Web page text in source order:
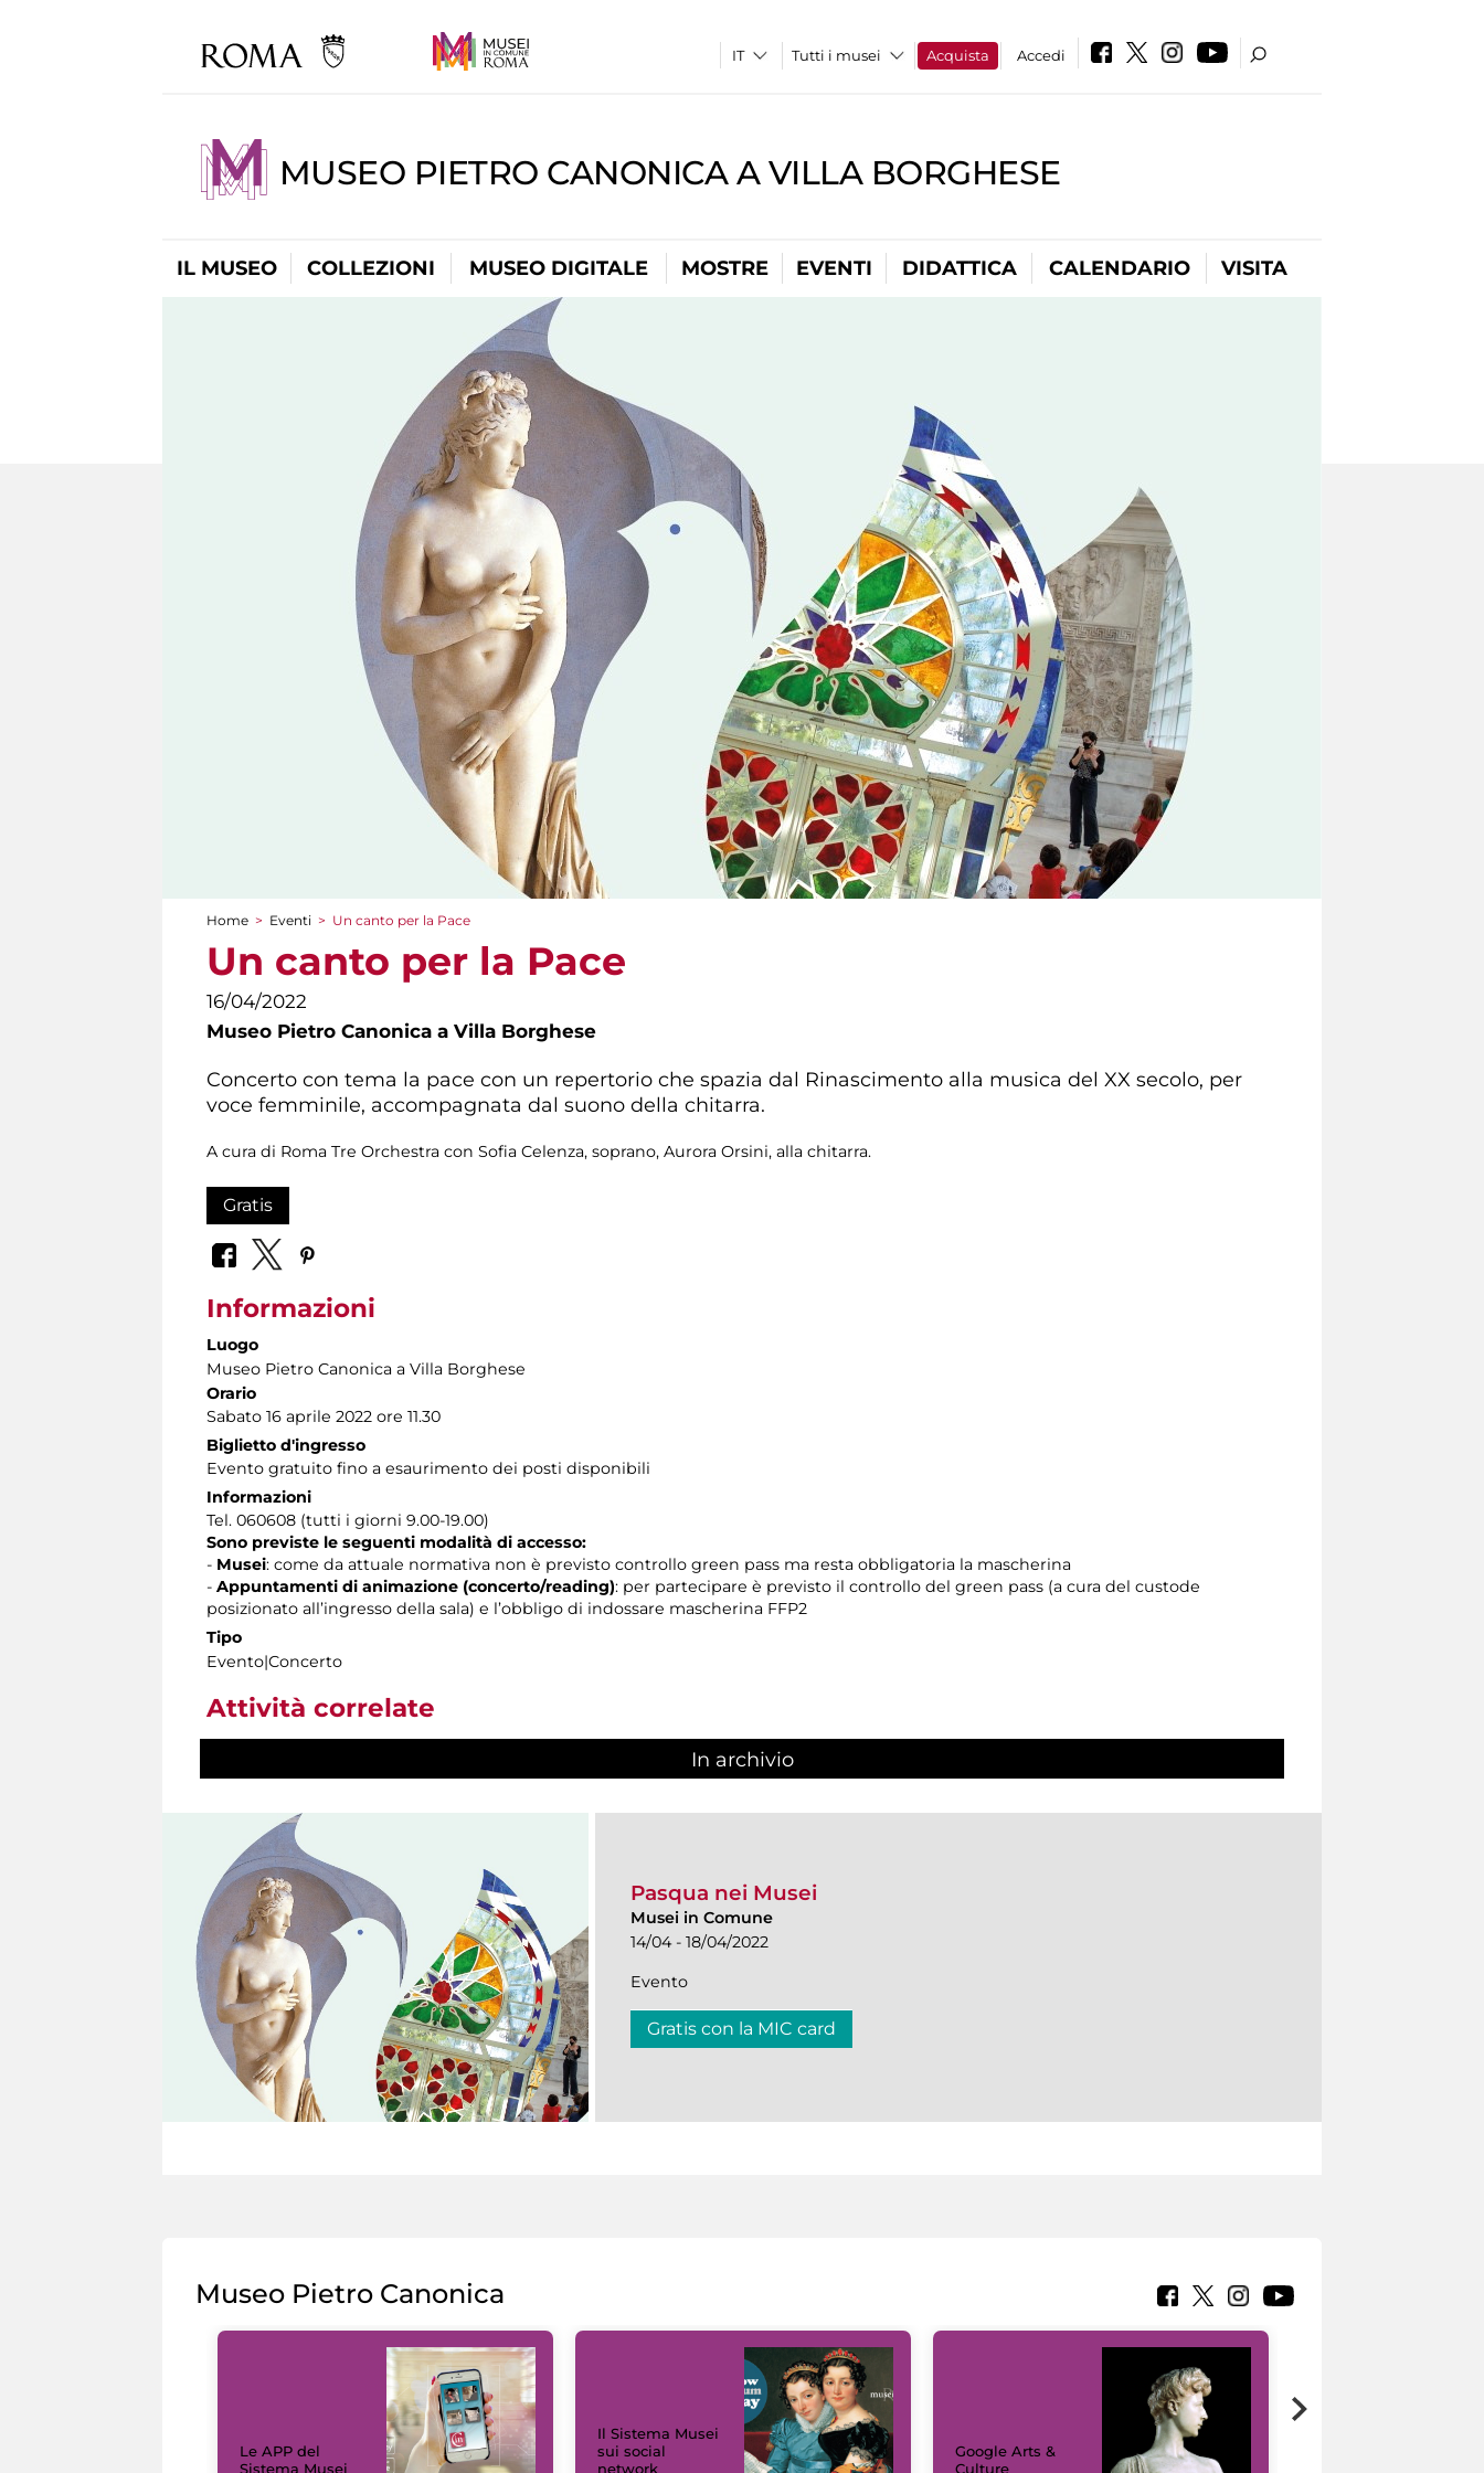
Tutti i musei Acquista Accedi
MUSEO PIETRO CANONICA A VILLA BORGHESE
IL MUSEO COLLEZIONI MUSEO DIGITALE MOSTRE EVENTI DIDATTICA CALENDARIO VISITA
Tu sei qui
Home > Eventi > Un canto per la Pace
Un canto per la Pace
16/04/2022
Museo Pietro Canonica a Villa Borghese
Concerto con tema la pace con un repertorio che spazia dal Rinascimento alla musica del XX secolo, per
voce femminile, accompagnata dal suono della chitarra.
A cura di Roma Tre Orchestra con Sofia Celenza, soprano, Aurora Orsini, alla chitarra.
Gratis
Informazioni
Luogo
Museo Pietro Canonica a Villa Borghese
Orario
Sabato 16 aprile 2022 ore 11.30
Biglietto d'ingresso
Evento gratuito fino a esaurimento dei posti disponibili
Informazioni
Tel. 060608 (tutti i giorni 9.00-19.00)
Sono previste le seguenti modalità di accesso:
- Musei: come da attuale normativa non è previsto controllo green pass ma resta obbligatoria la mascherina
- Appuntamenti di animazione (concerto/reading): per partecipare è previsto il controllo del green pass (a cura del custode
posizionato all’ingresso della sala) e l’obbligo di indossare mascherina FFP2
Tipo
Evento|Concerto
Attività correlate
In archivio
Pasqua nei Musei
Musei in Comune
14/04 - 18/04/2022
Evento
Gratis con la MIC card
Museo Pietro Canonica
Le APP del
Sistema Musei
Il Sistema Musei
sui social
network
Google Arts &
Culture